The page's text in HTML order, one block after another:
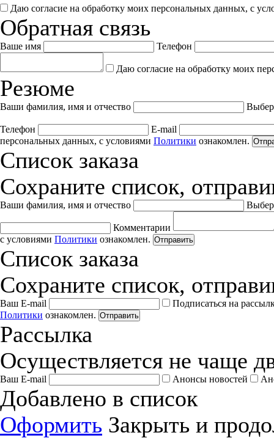
Даю согласие на обработку моих персональных данных, с
Обратная связь
Ваше имя Телефон
Даю согласие на обработку моих
Резюме
Ваши фамилия, имя и отчество
Телефон
E-mail
персональных данных, с условиями Политики ознакомлен.
Список заказа
Сохраните список,
Ваши фамилия, имя и отчество
Комментарии
с условиями Политики ознакомлен. Отправить
Список заказа
Сохраните список,
Ваш E-mail
Подписаться на
Политики ознакомлен. Отправить
Рассылка
Осуществляется не чаще
Ваш E-mail Анонсы новостей
Добавлено в список
Оформить Закрыть и